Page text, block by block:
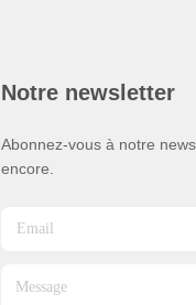
Notre newsletter
Abonnez-vous à notre
encore.